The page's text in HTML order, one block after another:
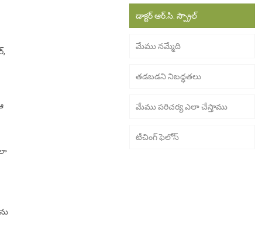
డాక్టర్ ఆర్.సి. స్ప్రౌల్
మేము నమ్మేది
తడబడని నిబద్ధతలు
మేము పరిచర్య ఎలా చేస్తాము
టీచింగ్ ఫెలోస్